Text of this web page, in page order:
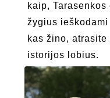
kaip,
žygius
kas žino, atrasite
istorijos lobius.